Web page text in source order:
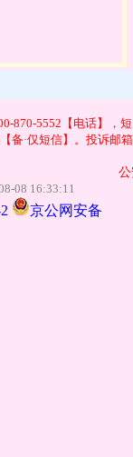
870-5552【电话】，短
备·仅短信】。投诉邮箱
公安
08 16:33:11
京公网安备